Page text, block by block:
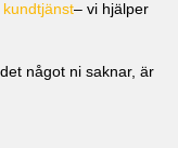
kundtjänst– vi hjälper
något ni saknar, är